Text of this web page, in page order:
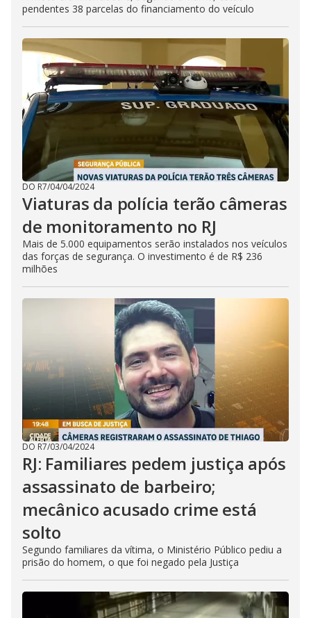
pendentes 38 parcelas do financiamento do veículo
DO R7/04/04/2024
Viaturas da polícia terão câmeras
de monitoramento no RJ
Mais de 5.000 equipamentos serão instalados nos veículos
das forças de segurança. O investimento é de R$ 236
milhões
DO R7/03/04/2024
RJ: Familiares pedem justiça após
assassinato de barbeiro;
mecânico acusado crime está
solto
Segundo familiares da vítima, o Ministério Público pediu a
prisão do homem, o que foi negado pela Justiça